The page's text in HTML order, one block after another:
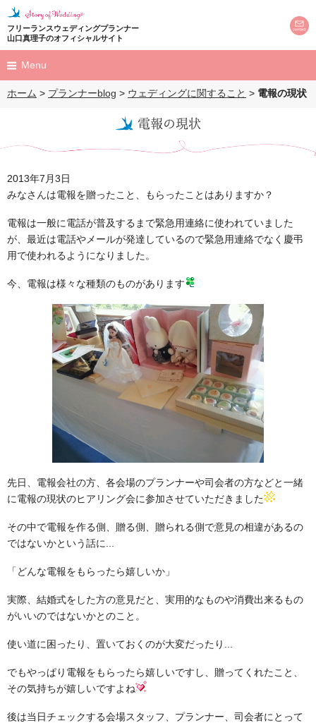
フリーランスウェディングプランナー
山口真理子のオフィシャルサイト
Menu
HOME
produce
プロポーズ
担当のお客様を お呼びしてのパーティー
ウェディングレポート
wedding report
フリープランナー個別サポート講座
Individual support
お問い合わせ
ホーム > プランナーblog > ウェディングに関すること > 電報の現状
電報の現状
2013年7月3日
みなさんは電報を贈ったこと、もらったことはありますか？
電報は一般に電話が普及するまで緊急用連絡に使われていました
が、最近は電話やメールが発達しているので緊急用連絡でなく慶弔
用で使われるようになりました。
今、電報は様々な種類のものがあります
先日、電報会社の方、各会場のプランナーや司会者の方などと一緒
に電報の現状のヒアリング会に参加させていただきました
その中で電報を作る側、贈る側、贈られる側で意見の相違があるの
ではないかという話に...
「どんな電報をもらったら嬉しいか」
実際、結婚式をした方の意見だと、実用的なものや消費出来るもの
がいいのではないかとのこと。
使い道に困ったり、置いておくのが大変だったり...
でもやっぱり電報をもらったら嬉しいですし、贈ってくれたこと、
その気持ちが嬉しいですよね
後は当日チェックする会場スタッフ、プランナー、司会者にとって